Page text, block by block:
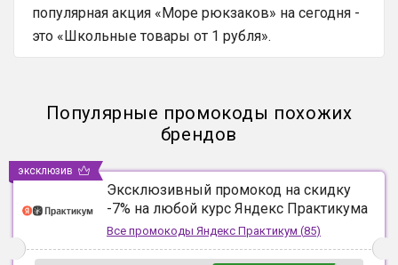
популярная акция «Море рюкзаков» на сегодня -
это «Школьные товары от 1 рубля».
Популярные промокоды похожих
брендов
Эксклюзивный промокод на скидку
-7% на любой курс Яндекс Практикума
Все промокоды Яндекс Практикум (85)
эксклюзив